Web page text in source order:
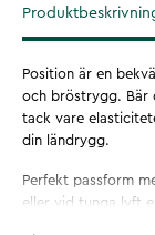
Position är en
och bröstrygg. Bär
tack vare
din ländrygg.
Perfekt passform
eller vid tunga lyft